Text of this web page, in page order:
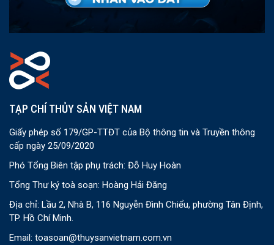
TẠP CHÍ THỦY SẢN VIỆT NAM
Giấy phép số 179/GP-TTĐT của Bộ thông tin và Truyền thông
cấp ngày 25/09/2020
Phó Tổng Biên tập phụ trách: Đỗ Huy Hoàn
Tổng Thư ký toà soạn: Hoàng Hải Đăng
Địa chỉ: Lầu 2, Nhà B, 116 Nguyễn Đình Chiểu, phường Tân Định,
TP. Hồ Chí Minh.
Email: toasoan@thuysanvietnam.com.vn